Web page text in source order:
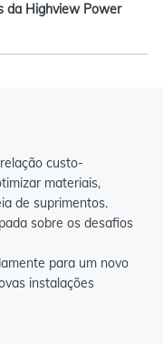
da Highview Power
custo-
materiais,
de suprimentos.
sobre os desafios
para um novo
instalações